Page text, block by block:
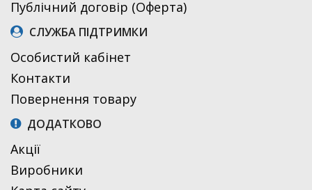
Публічний договір (Оферта)
СЛУЖБА ПІДТРИМКИ
Особистий кабінет
Контакти
Повернення товару
ДОДАТКОВО
Акції
Виробники